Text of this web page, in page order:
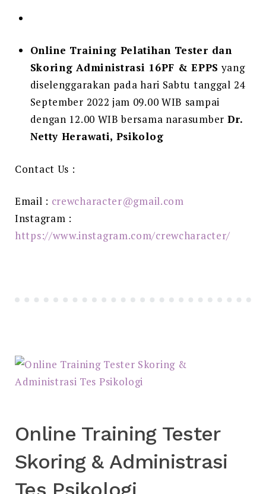
Online Training Pelatihan Tester dan
Skoring Administrasi 16PF & EPPS yang
diselenggarakan pada hari Sabtu tanggal 24
September 2022 jam 09.00 WIB sampai
dengan 12.00 WIB bersama narasumber Dr.
Netty Herawati, Psikolog
Contact Us :
Email : crewcharacter@gmail.com
Instagram :
https://www.instagram.com/crewcharacter/
Online Training Tester
Skoring & Administrasi
Tes Psikologi